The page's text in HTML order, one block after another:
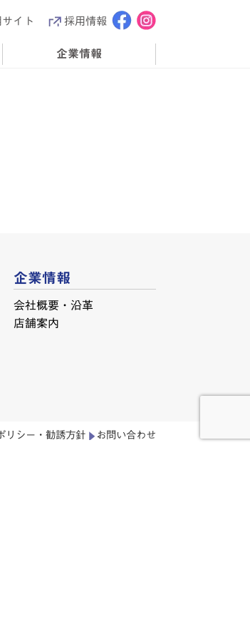
イト 採用情報
企業情報
企業情報
会社概要・沿革
店舗案内
リシー・勧誘方針 お問い合わせ